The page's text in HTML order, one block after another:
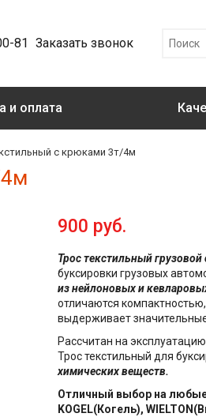
81 Заказать звонок
и оплата
с крюками 3т/4м
900 руб.
Трос текстильный
буксировки грузовых
из нейлоновых и
отличаются
выдерживает
Рассчитан на
Трос текстильный для
химических веществ.
Отличный выбор на любые
KOGEL(Когель),